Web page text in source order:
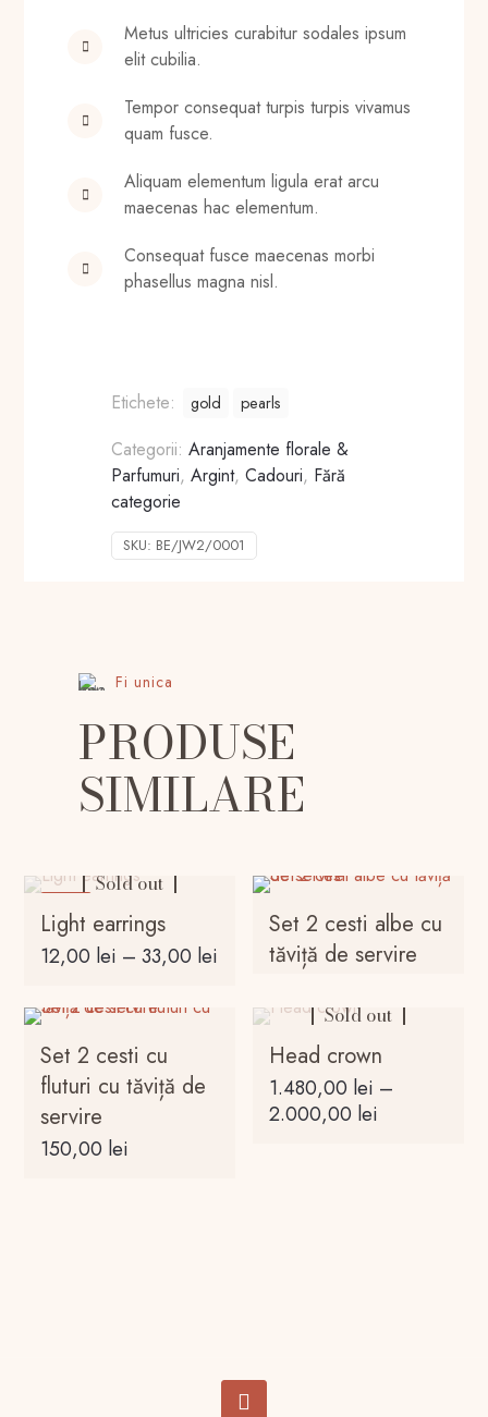
Metus ultricies curabitur sodales ipsum
elit cubilia.
Tempor consequat turpis turpis vivamus
quam fusce.
Aliquam elementum ligula erat arcu
maecenas hac elementum.
Consequat fusce maecenas morbi
phasellus magna nisl.
Etichete: gold pearls
Categorii:Aranjamente florale &
Parfumuri,Argint,Cadouri, Fără
categorie
SKU: BE/JW2/0001
Fi unica
PRODUSE
SIMILARE
Sold out
Light earrings
12,00 lei – 33,00 lei Interval
prețuri:
12,00 lei
33,00 lei
produs
are
mai
multe
variații.
Opțiunile
Set 2 cesti albe cu
tăviță de servire
Set 2 cesti cu
fluturi cu tăviță de
servire
150,00 lei
Sold out
Head crown
1.480,00 lei –
2.000,00 lei
alese